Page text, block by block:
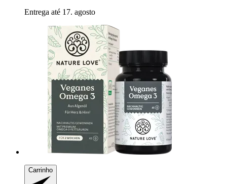
Entrega até 17. agosto
Carrinho